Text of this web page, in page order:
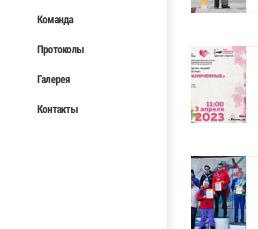
Команда
Протоколы
Галерея
Контакты